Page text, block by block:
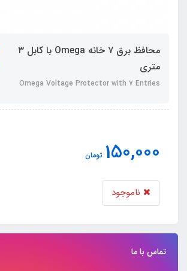
محافظ برق ۷ خانه Omega با کابل ۳
متری
Omega Voltage Protector with 7 Entries
150,000 تومان
ناموجود
تماس با ما